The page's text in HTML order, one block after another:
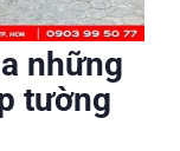
những
tường